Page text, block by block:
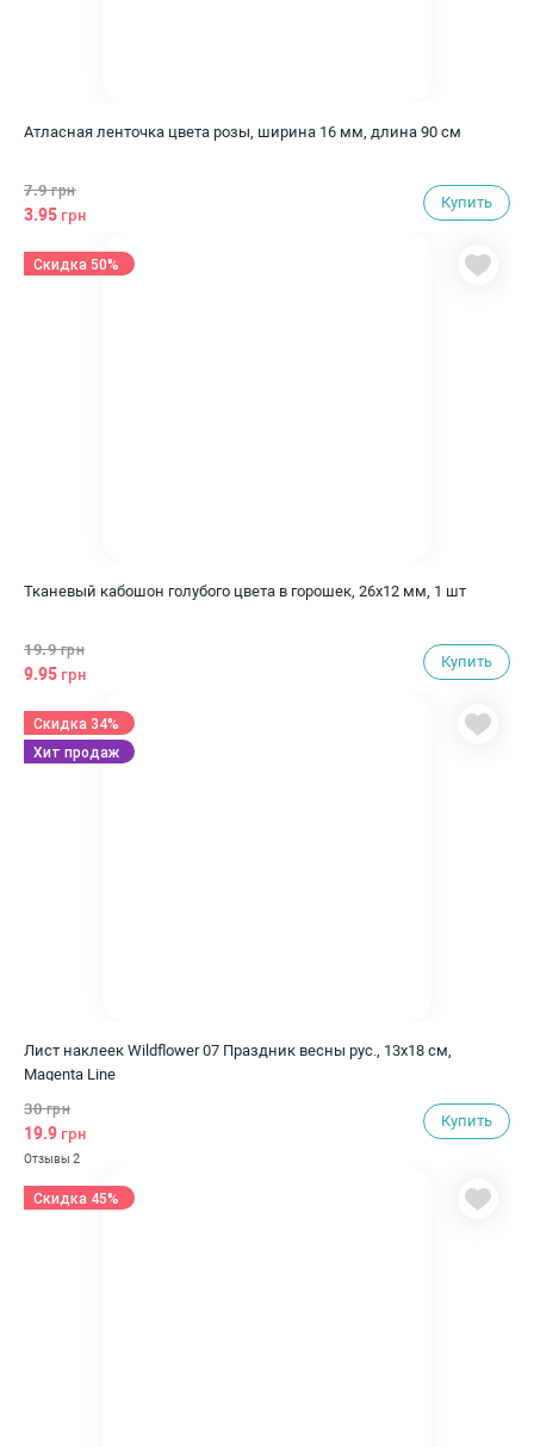
Атласная ленточка цвета розы, ширина 16 мм, длина 90 см
7.9грн
3.95 грн
Купить
Тканевый кабошон голубого цвета в горошек, 26х12 мм, 1 шт
19.9грн
9.95 грн
Купить
Скидка 50%
Лист наклеек Wildflower 07 Праздник весны рус., 13х18 см,
Magenta Line
30грн
19.9 грн
Купить
Отзывы 2
Скидка 34%
Хит продаж
Скидка 45%